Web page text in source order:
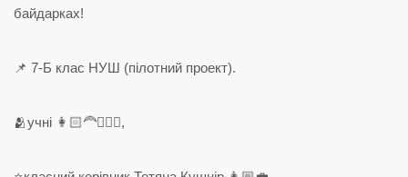
байдарках!
📌 7-Б клас НУШ (пілотний проект).
🫂учні 👩🏻‍🦰👱🏻‍♂️,